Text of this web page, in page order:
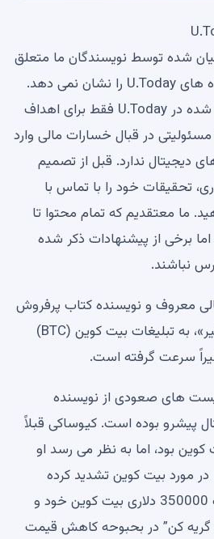
شده توسط نویسندگان ما متعلق
به خود آنها است و دیدگاه های U.Today را نشان نمی دهد.
اطلاعات مالی و بازار ارائه شده در U.Today فقط برای اهداف
اطلاعاتی است. U.Today مسئولیتی در قبال خسارات مالی وارد
دیجیتال ندارد. قبل از تصمیم
تحقیقات خود را با تماس با
ما معتقدیم که تمام محتوا تا
برخی از پیشنهادات ذکر شده
نباشند.
معروف و نویسنده کتاب پرفروش
جهانی «پدر پولدار پدر فقیر»، به تبلیغات بیت کوین (BTC)
سرعت گرفته است.
های صعودی از نویسنده
پیشرو بوده است. کیوساکی قبلاً
بود، اما به نظر می رسد او
مورد بیت کوین تشدید کرده
است، با پیش بینی قیمت 350000 دلاری بیت کوین خود و
کن” در بحبوحه کاهش قیمت